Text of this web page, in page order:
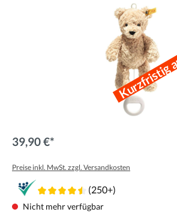
39,90 €*
Preise inkl. MwSt. zzgl. Versandkosten
(250+)
Nicht mehr verfügbar